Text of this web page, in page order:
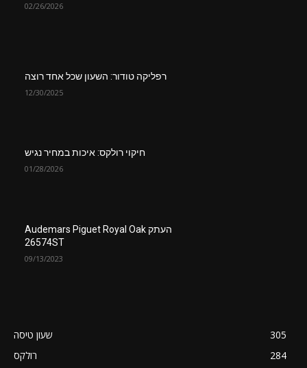
02/26/2026
רפליקה טודור: השעון שכל אחד רוצה
12/30/2025
חיקוי רולקס: איכות במחיר נגיש
01/28/2026
העתק Audemars Piguet Royal Oak
26574ST
09/13/2023
שעון טיסה
305
רולקס
284